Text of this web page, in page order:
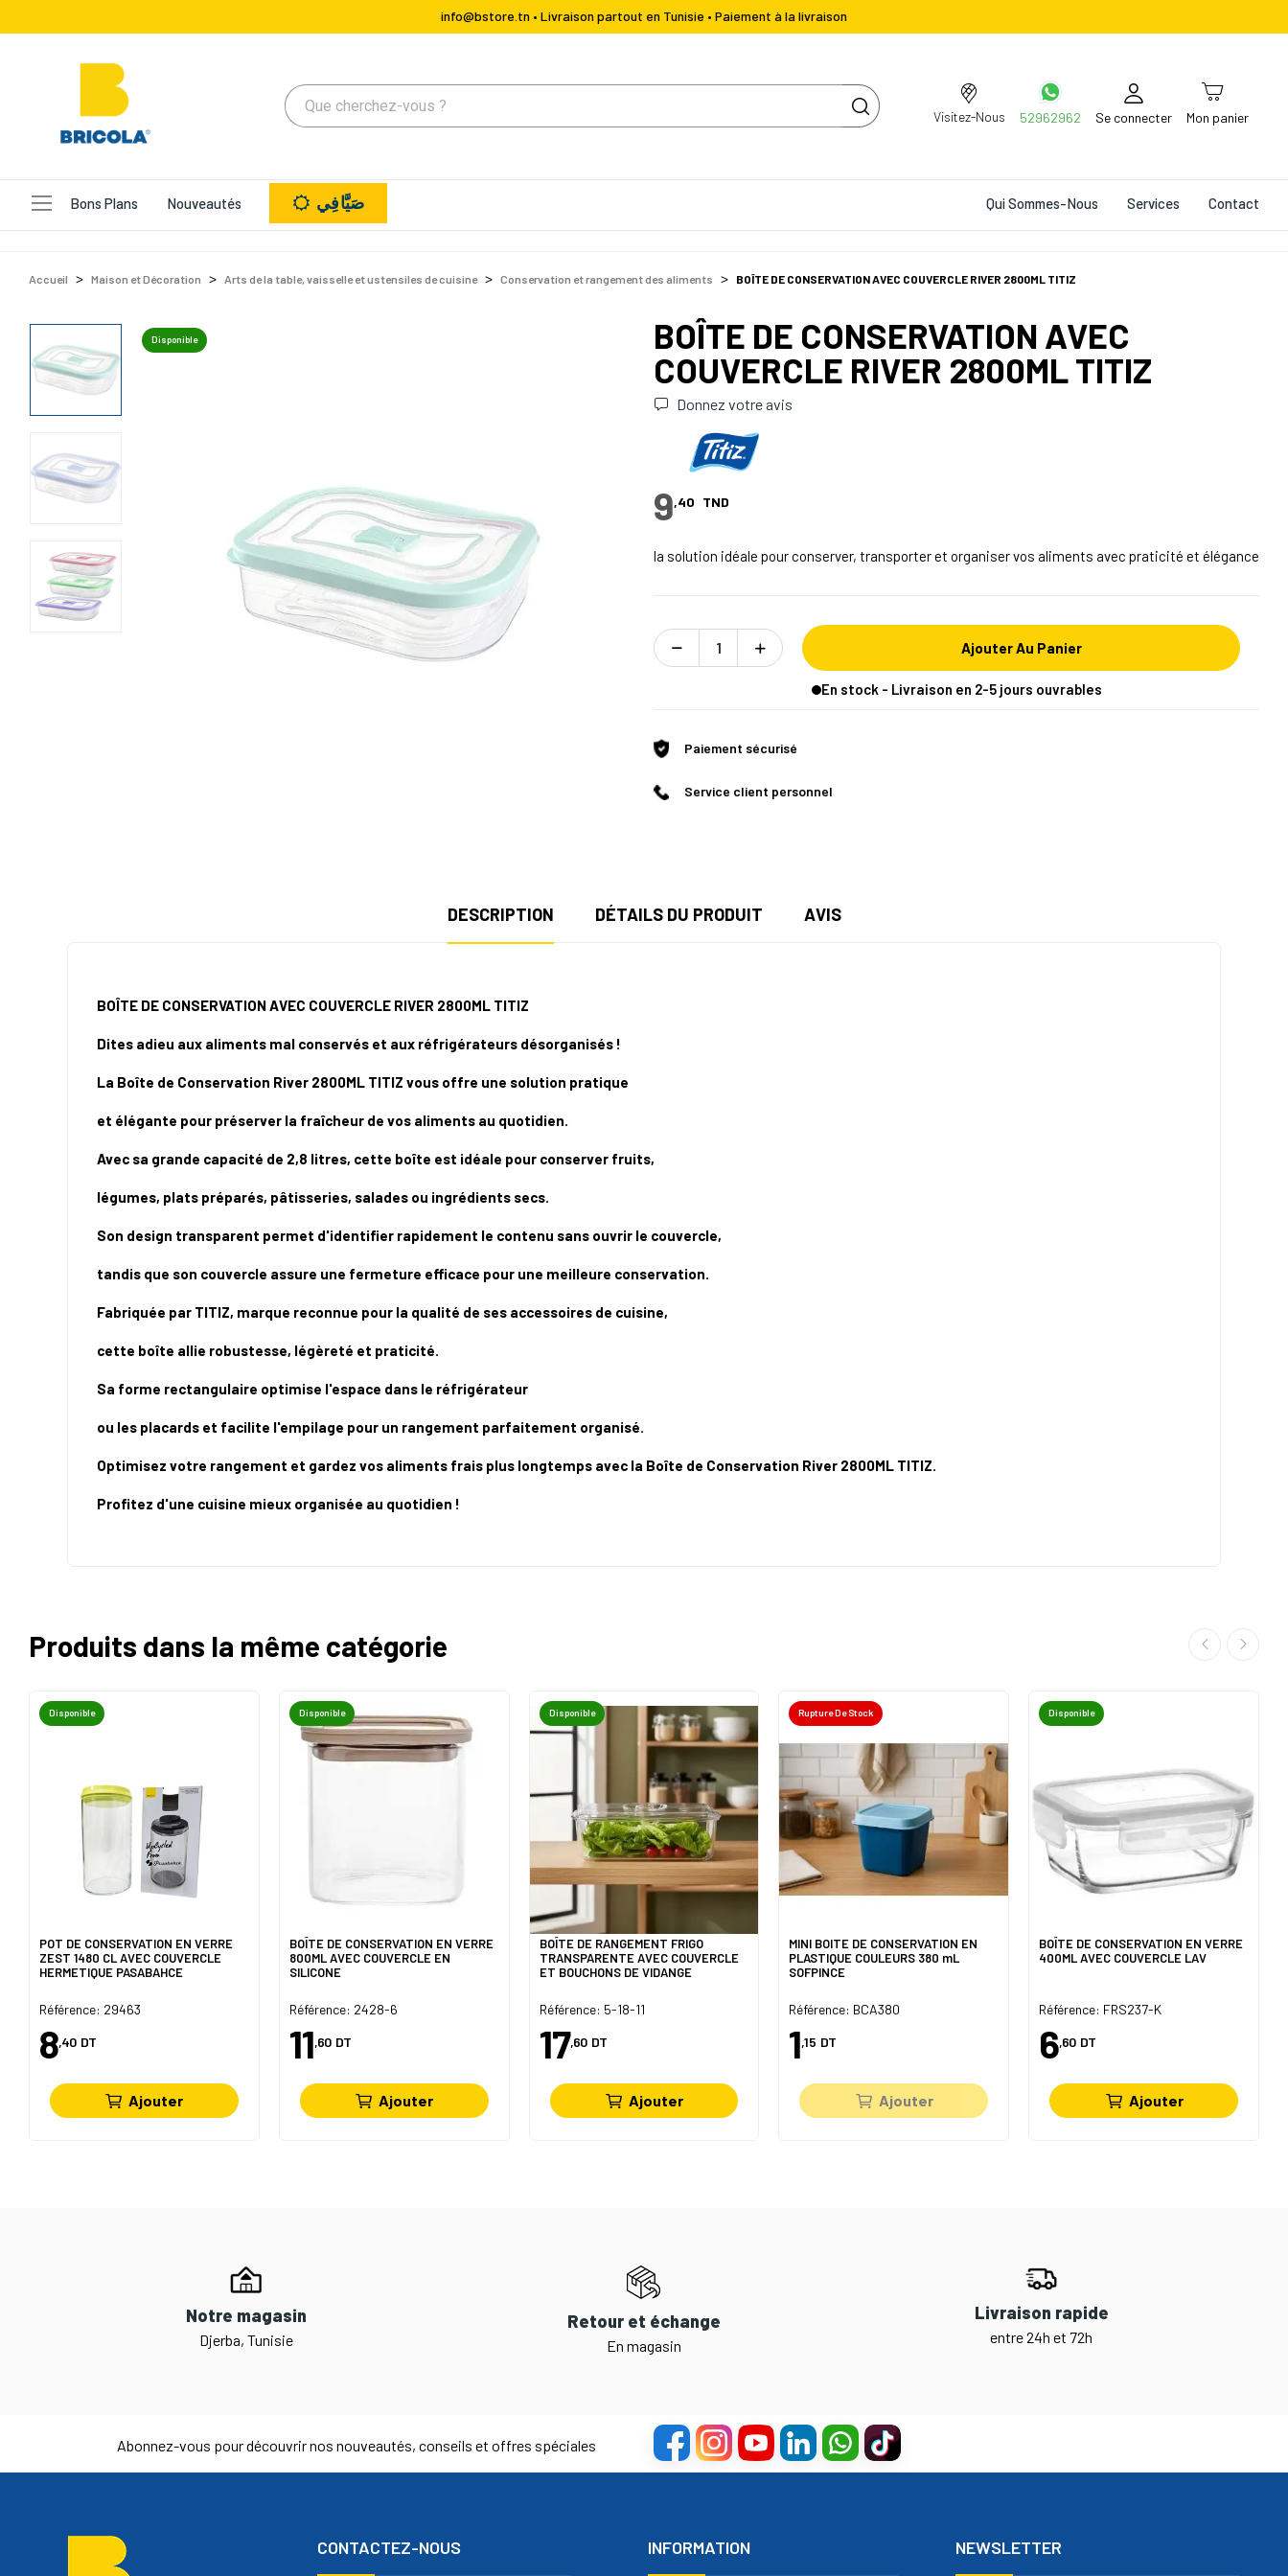
info@bstore.tn • Livraison partout en Tunisie • Paiement à la livraison
Visitez-Nous 52962962 Se connecter Mon panier
Bons Plans Nouveautés Qui Sommes-Nous Services Contact صَيَّافِي
Accueil Maison et Décoration Arts de la table, vaisselle et ustensiles de cuisine Conservation et rangement des aliments BOÎTE DE CONSERVATION AVEC COUVERCLE RIVER 2800ML TITIZ
Disponible
BOÎTE DE CONSERVATION AVEC
COUVERCLE RIVER 2800ML TITIZ
Donnez votre avis
9,40 TND
la solution idéale pour conserver, transporter et organiser vos aliments avec praticité et élégance
Ajouter Au Panier
En stock - Livraison en 2-5 jours ouvrables
Paiement sécurisé
Service client personnel
DESCRIPTION DÉTAILS DU PRODUIT AVIS
BOÎTE DE CONSERVATION AVEC COUVERCLE RIVER 2800ML TITIZ
Dites adieu aux aliments mal conservés et aux réfrigérateurs désorganisés !
La Boîte de Conservation River 2800ML TITIZ vous offre une solution pratique
et élégante pour préserver la fraîcheur de vos aliments au quotidien.
Avec sa grande capacité de 2,8 litres, cette boîte est idéale pour conserver fruits,
légumes, plats préparés, pâtisseries, salades ou ingrédients secs.
Son design transparent permet d'identifier rapidement le contenu sans ouvrir le couvercle,
tandis que son couvercle assure une fermeture efficace pour une meilleure conservation.
Fabriquée par TITIZ, marque reconnue pour la qualité de ses accessoires de cuisine,
cette boîte allie robustesse, légèreté et praticité.
Sa forme rectangulaire optimise l'espace dans le réfrigérateur
ou les placards et facilite l'empilage pour un rangement parfaitement organisé.
Optimisez votre rangement et gardez vos aliments frais plus longtemps avec la Boîte de Conservation River 2800ML TITIZ.
Profitez d'une cuisine mieux organisée au quotidien !
Produits dans la même catégorie
Disponible
POT DE CONSERVATION EN VERRE
ZEST 1480 CL AVEC COUVERCLE
HERMETIQUE PASABAHCE
Référence: 29463
8,40 DT
Ajouter
Disponible
BOÎTE DE CONSERVATION EN VERRE
800ML AVEC COUVERCLE EN
SILICONE
Référence: 2428-6
11,60 DT
Ajouter
Disponible
BOÎTE DE RANGEMENT FRIGO
TRANSPARENTE AVEC COUVERCLE
ET BOUCHONS DE VIDANGE
Référence: 5-18-11
17,60 DT
Ajouter
Rupture De Stock
MINI BOITE DE CONSERVATION EN
PLASTIQUE COULEURS 380 mL
SOFPINCE
Référence: BCA380
1,15 DT
Ajouter
Disponible
BOÎTE DE CONSERVATION EN VERRE
400ML AVEC COUVERCLE LAV
Référence: FRS237-K
6,60 DT
Ajouter
Notre magasin
Djerba, Tunisie
Retour et échange
En magasin
Livraison rapide
entre 24h et 72h
Abonnez-vous pour découvrir nos nouveautés, conseils et offres spéciales
CONTACTEZ-NOUS INFORMATION NEWSLETTER